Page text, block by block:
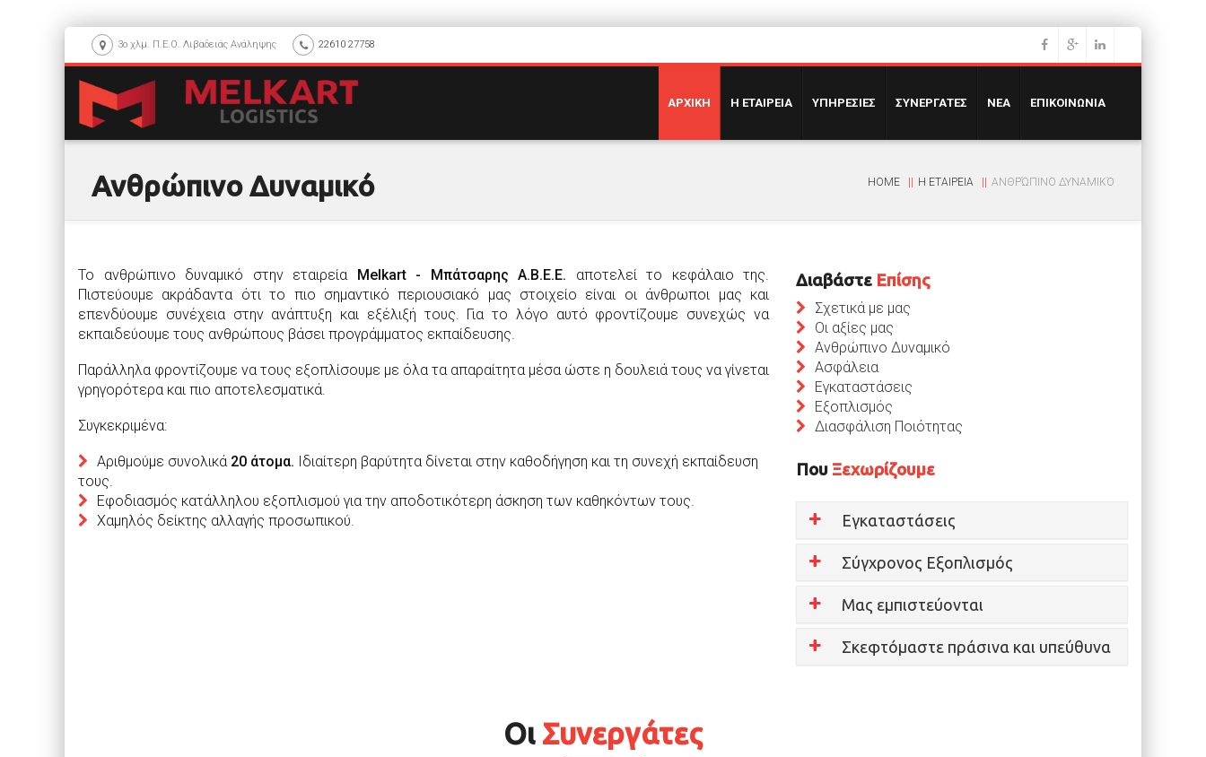
3ο χλμ. Π.Ε.Ο. Λιβαδειάς Ανάληψης 22610 27758
ΑΡΧΙΚΗ Η ΕΤΑΙΡΕΙΑ ΥΠΗΡΕΣΙΕΣ ΣΥΝΕΡΓΑΤΕΣ ΝΕΑ ΕΠΙΚΟΙΝΩΝΙΑ
Ανθρώπινο Δυναμικό HOME Η ΕΤΑΙΡΕΙΑ ΑΝΘΡΏΠΙΝΟ ΔΥΝΑΜΙΚΌ
Το ανθρώπινο δυναμικό στην εταιρεία Melkart - Μπάτσαρης Α.Β.Ε.Ε. αποτελεί το κεφάλαιο της.
Πιστεύουμε ακράδαντα ότι το πιο σημαντικό περιουσιακό μας στοιχείο είναι οι άνθρωποι μας και
επενδύουμε συνέχεια στην ανάπτυξη και εξέλιξή τους. Για το λόγο αυτό φροντίζουμε συνεχώς να
εκπαιδεύουμε τους ανθρώπους βάσει προγράμματος εκπαίδευσης.
Παράλληλα φροντίζουμε να τους εξοπλίσουμε με όλα τα απαραίτητα μέσα ώστε η δουλειά τους να γίνεται
γρηγορότερα και πιο αποτελεσματικά.
Συγκεκριμένα:
Αριθμούμε συνολικά 20 άτομα. Ιδιαίτερη βαρύτητα δίνεται στην καθοδήγηση και τη συνεχή εκπαίδευση
τους.
Εφοδιασμός κατάλληλου εξοπλισμού για την αποδοτικότερη άσκηση των καθηκόντων τους.
Χαμηλός δείκτης αλλαγής προσωπικού.
Διαβάστε Επίσης
Σχετικά με μας
Οι αξίες μας
Ανθρώπινο Δυναμικό
Ασφάλεια
Εγκαταστάσεις
Εξοπλισμός
Διασφάλιση Ποιότητας
Που Ξεχωρίζουμε
Εγκαταστάσεις
Σύγχρονος Εξοπλισμός
Μας εμπιστεύονται
Σκεφτόμαστε πράσινα και υπεύθυνα
ΟιΣυνεργάτες